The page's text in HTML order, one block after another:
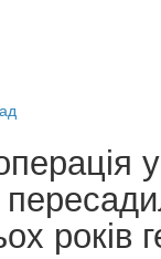
років